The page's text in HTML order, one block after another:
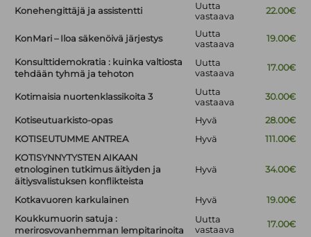
Konehengittäjä ja assistentti
Uutta
vastaava
22.00€
KonMari – Iloa säkenöivä järjestys
Uutta
vastaava
19.00€
Konsulttidemokratia : kuinka valtiosta
tehdään tyhmä ja tehoton
Uutta
vastaava
17.00€
Kotimaisia nuortenklassikoita 3
Uutta
vastaava
30.00€
Kotiseutuarkisto-opas Hyvä
28.00€
KOTISEUTUMME ANTREA
Hyvä
111.00€
KOTISYNNYTYSTEN AIKAAN
etnologinen tutkimus äitiyden ja
äitiysvalistuksen konflikteista
Hyvä 34.00€
Kotkavuoren karkulainen Hyvä
19.00€
Koukkumuorin satuja :
merirosvovanhemman lempitarinoita
Uutta
vastaava
17.00€